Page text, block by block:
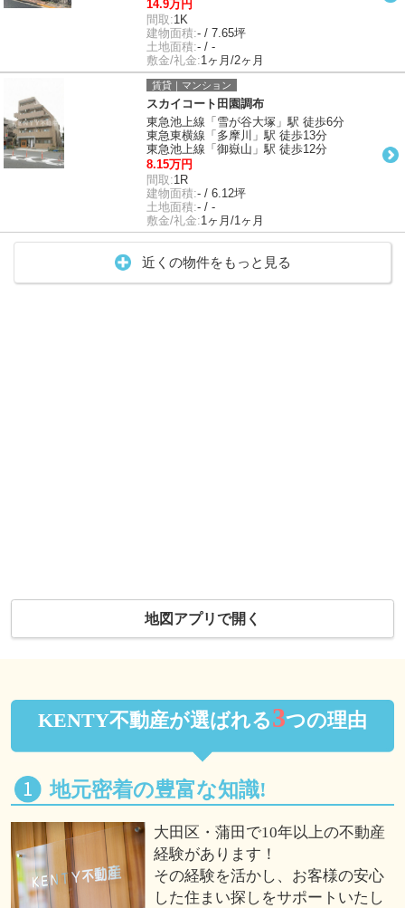
14.9万円
間取:1K
建物面積:- / 7.65坪
土地面積:- / -
敷金/礼金:1ヶ月/2ヶ月
賃貸｜マンション
スカイコート田園調布
東急池上線「雪が谷大塚」駅 徒歩6分
東急東横線「多摩川」駅 徒歩13分
東急池上線「御嶽山」駅 徒歩12分
8.15万円
間取:1R
建物面積:- / 6.12坪
土地面積:- / -
敷金/礼金:1ヶ月/1ヶ月
近くの物件をもっと見る
地図アプリで開く
KENTY不動産が選ばれる3つの理由
地元密着の豊富な知識!
大田区・蒲田で10年以上の不動産
経験があります！
その経験を活かし、お客様の安心
した住まい探しをサポートいたし